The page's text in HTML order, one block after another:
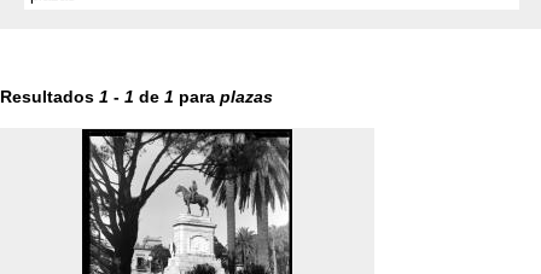
Resultados 1 - 1 de 1 para plazas